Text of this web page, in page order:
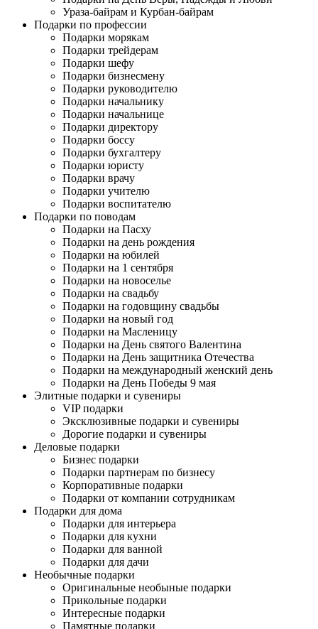
Ураза-байрам и Курбан-байрам
Подарки по профессии
Подарки морякам
Подарки трейдерам
Подарки шефу
Подарки бизнесмену
Подарки руководителю
Подарки начальнику
Подарки начальнице
Подарки директору
Подарки боссу
Подарки бухгалтеру
Подарки юристу
Подарки врачу
Подарки учителю
Подарки воспитателю
Подарки по поводам
Подарки на Пасху
Подарки на день рождения
Подарки на юбилей
Подарки на 1 сентября
Подарки на новоселье
Подарки на свадьбу
Подарки на годовщину свадьбы
Подарки на новый год
Подарки на Масленицу
Подарки на День святого Валентина
Подарки на День защитника Отечества
Подарки на международный женский день
Подарки на День Победы 9 мая
Элитные подарки и сувениры
VIP подарки
Эксклюзивные подарки и сувениры
Дорогие подарки и сувениры
Деловые подарки
Бизнес подарки
Подарки партнерам по бизнесу
Корпоративные подарки
Подарки от компании сотрудникам
Подарки для дома
Подарки для интерьера
Подарки для кухни
Подарки для ванной
Подарки для дачи
Необычные подарки
Оригинальные необыные подарки
Прикольные подарки
Интересные подарки
Памятные подарки